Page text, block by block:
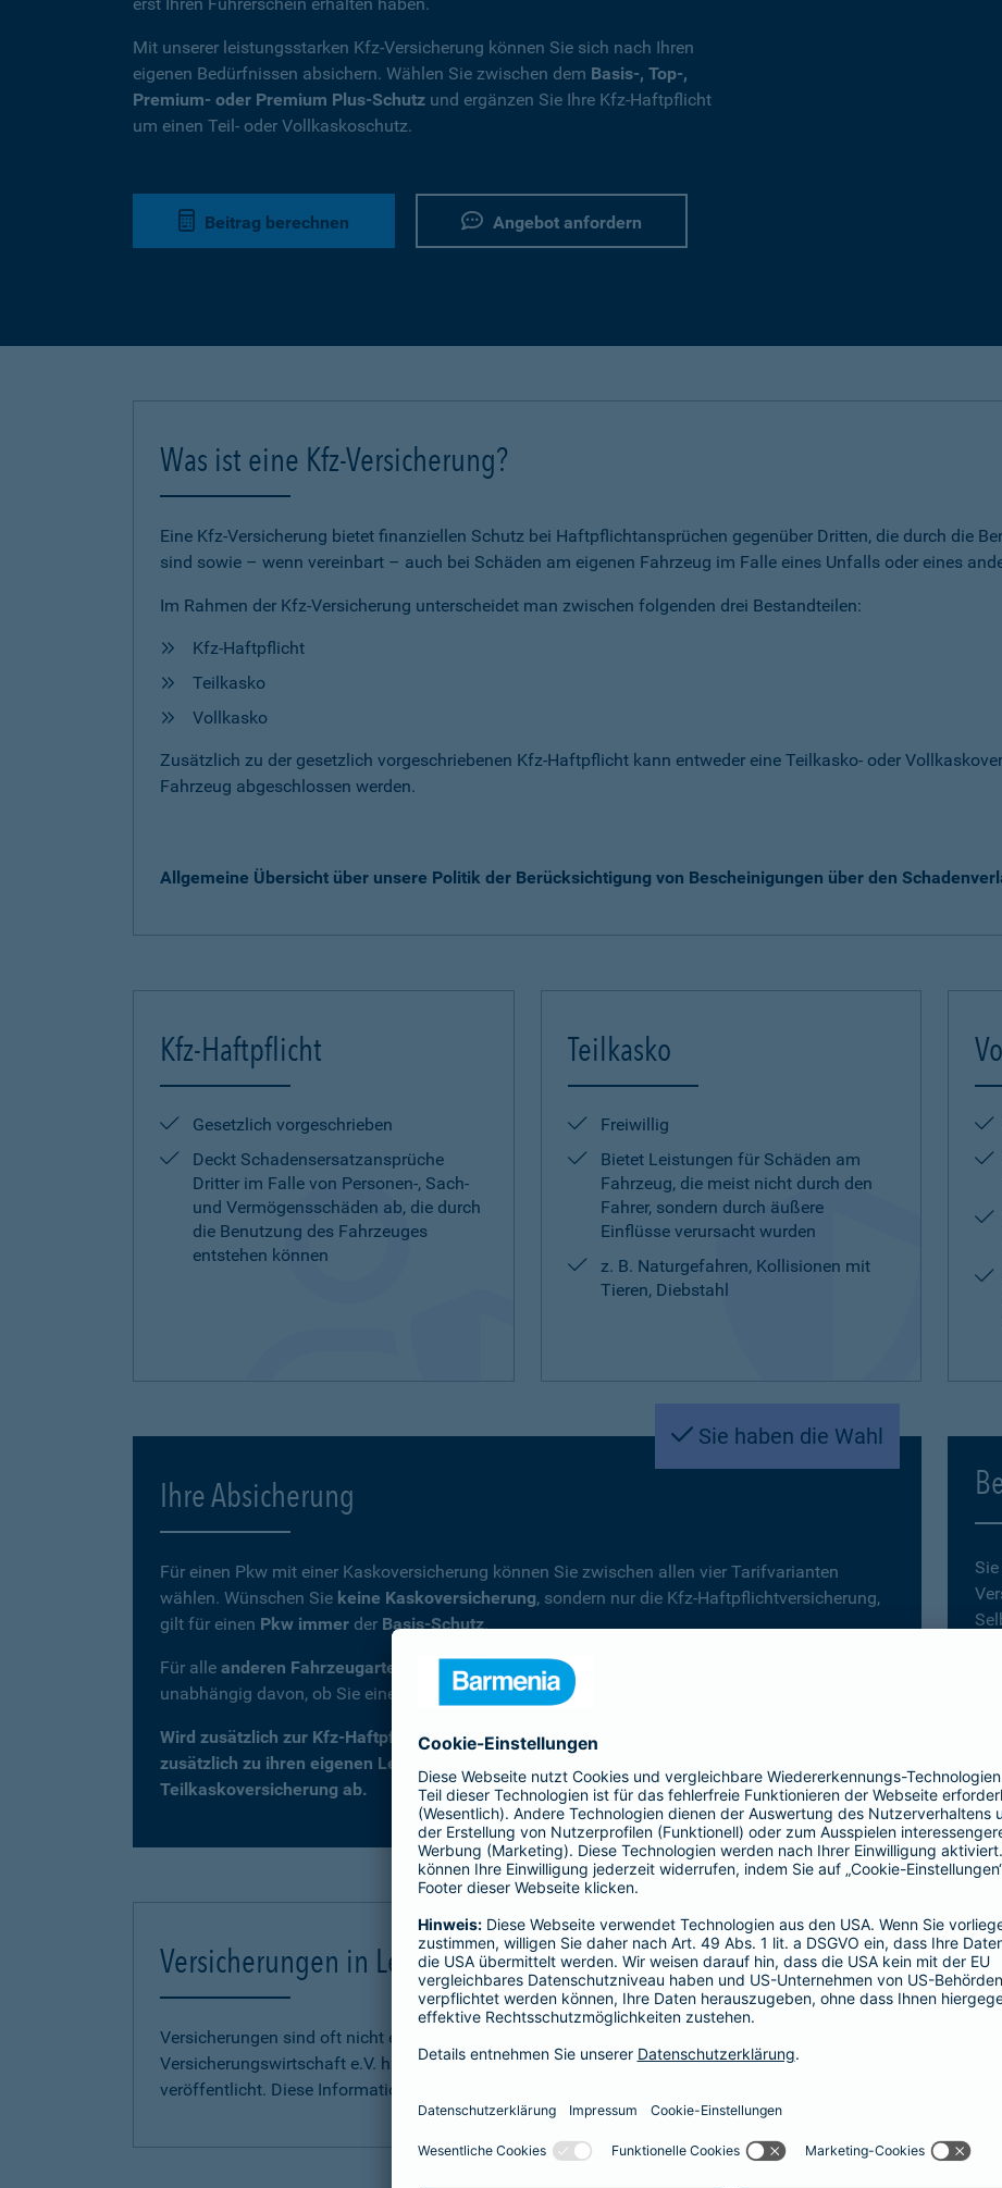
Mit unserer leistungsstarken Kfz-Versicherung können Sie sich nach Ihren
eigenen Bedürfnissen absichern. Wählen Sie zwischen dem Basis-, Top-,
Premium- oder Premium Plus-Schutz und ergänzen Sie Ihre Kfz-Haftpflicht
um einen Teil- oder Vollkaskoschutz.
Beitrag berechnen Angebot anfordern
Was ist eine Kfz-Versicherung?
Eine Kfz-Versicherung bietet finanziellen Schutz bei Haftpflichtansprüchen gegenüber Dritten, die durch die
sind sowie – wenn vereinbart – auch bei Schäden am eigenen Fahrzeug im Falle eines Unfalls oder eines
Im Rahmen der Kfz-Versicherung unterscheidet man zwischen folgenden drei Bestandteilen:
Kfz-Haftpflicht
Teilkasko
Vollkasko
Zusätzlich zu der gesetzlich vorgeschriebenen Kfz-Haftpflicht kann entweder eine Teilkasko- oder
Fahrzeug abgeschlossen werden.
Allgemeine Übersicht über unsere Politik der Berücksichtigung von Bescheinigungen über den
Kfz-Haftpflicht
Gesetzlich vorgeschrieben
Deckt Schadensersatzansprüche
Dritter im Falle von Personen-, Sach-
und Vermögensschäden ab, die durch
die Benutzung des Fahrzeuges
entstehen können
Teilkasko
Freiwillig
Bietet Leistungen für Schäden am
Fahrzeug, die meist nicht durch den
Fahrer, sondern durch äußere
Einflüsse verursacht wurden
z. B. Naturgefahren, Kollisionen mit
Tieren, Diebstahl
Sie haben die Wahl
Ihre Absicherung
Für einen Pkw mit einer Kaskoversicherung können Sie zwischen allen vier Tarifvarianten
wählen. Wünschen Sie keine Kaskoversicherung, sondern nur die Kfz-Haftpflichtversicherung,
gilt für einen Pkw immer der Basis-Schutz.
Für alle anderen Fahrzeugarten (z. B. Krafträder, Campingfahrzeuge) gilt immer der
unabhängig davon, ob Sie eine Kaskoversicherung wählen.
Wird zusätzlich zur Kfz-Haftpflicht eine Vollkaskoversicherung vereinbart, deckt diese –
zusätzlich zu ihren eigenen Leistungen – automatisch auch alle Leistungen der
Teilkaskoversicherung ab.
Versicherungen in Leichter Sprache erklärt
Versicherungen sind oft nicht einfach zu verstehen. Der Gesamtverband der Deutschen
Versicherungswirtschaft e.V. hat
Informationen in Leichter Sprache zu diversen Versicherungen
veröffentlicht. Diese Informationen finden Sie hier.